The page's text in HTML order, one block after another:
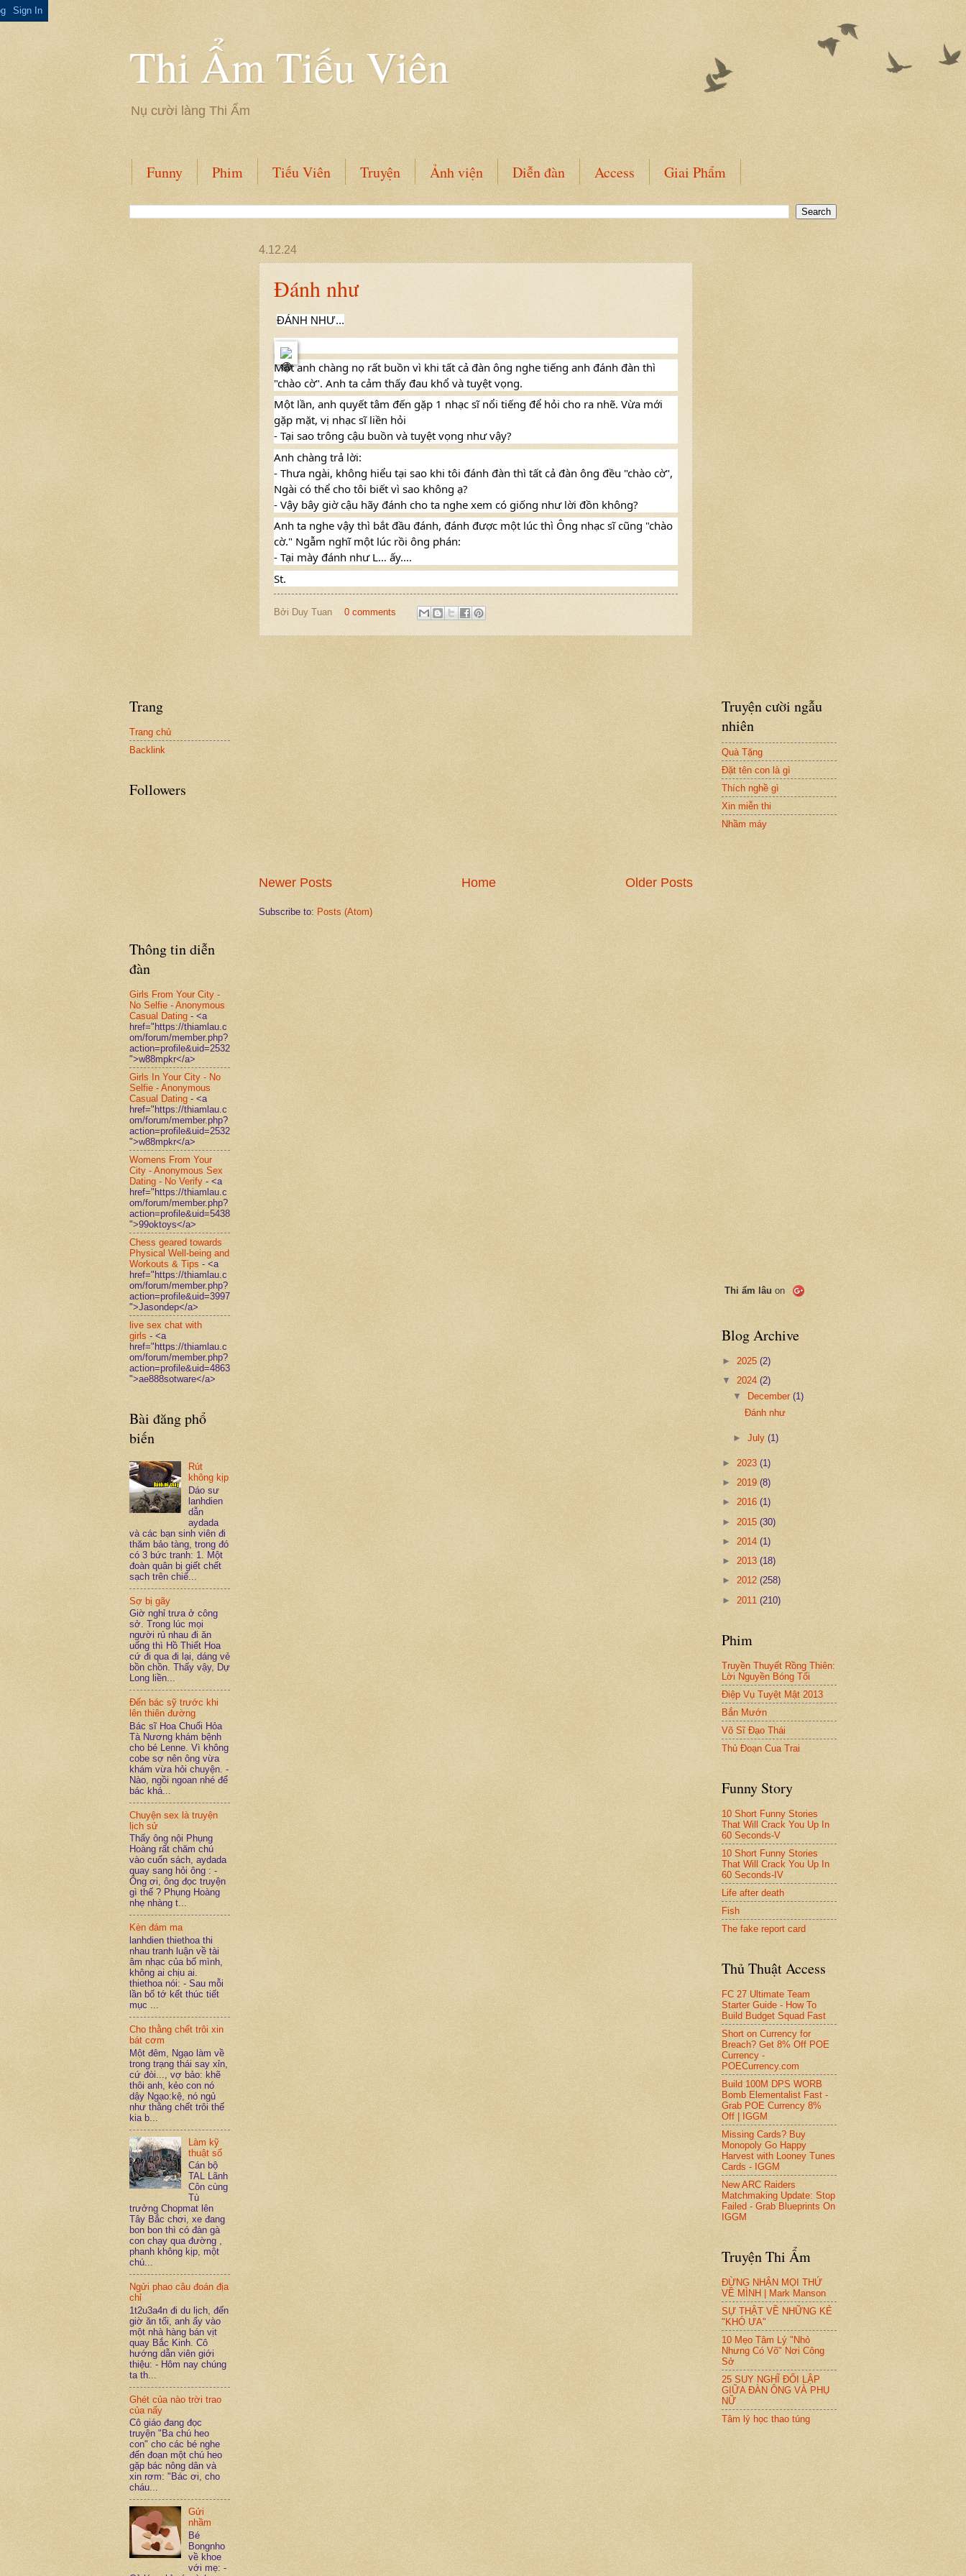
Thi Ẩm Tiếu Viên
Nụ cười làng Thi Ẩm
Funny Phim Tiếu Viên Truyện Ảnh viện Diễn đàn Access Giai Phẩm
4.12.24
Đánh như
ĐÁNH NHƯ...
Một anh chàng nọ rất buồn vì khi tất cả đàn ông nghe tiếng anh đánh đàn thì
"chào cờ". Anh ta cảm thấy đau khổ và tuyệt vọng.
Một lần, anh quyết tâm đến gặp 1 nhạc sĩ nổi tiếng để hỏi cho ra nhẽ. Vừa mới
gặp mặt, vị nhạc sĩ liền hỏi
- Tại sao trông cậu buồn và tuyệt vọng như vậy?
Anh chàng trả lời:
- Thưa ngài, không hiểu tại sao khi tôi đánh đàn thì tất cả đàn ông đều "chào cờ",
Ngài có thể cho tôi biết vì sao không ạ?
- Vậy bây giờ cậu hãy đánh cho ta nghe xem có giống như lời đồn không?
Anh ta nghe vậy thì bắt đầu đánh, đánh được một lúc thì Ông nhạc sĩ cũng "chào
cờ." Ngẫm nghĩ một lúc rồi ông phán:
- Tại mày đánh như L… ấy....
St.
Bởi Duy Tuan 0 comments
Newer Posts Older Posts
Home
Subscribe to: Posts (Atom)
Trang
Trang chủ
Backlink
Followers
Thông tin diễn
đàn
Girls From Your City -
No Selfie - Anonymous
Casual Dating - <a
href="https://thiamlau.c
om/forum/member.php?
action=profile&uid=2532
">w88mpkr</a>
Girls In Your City - No
Selfie - Anonymous
Casual Dating - <a
href="https://thiamlau.c
om/forum/member.php?
action=profile&uid=2532
">w88mpkr</a>
Womens From Your
City - Anonymous Sex
Dating - No Verify - <a
href="https://thiamlau.c
om/forum/member.php?
action=profile&uid=5438
">99oktoys</a>
Chess geared towards
Physical Well-being and
Workouts & Tips - <a
href="https://thiamlau.c
om/forum/member.php?
action=profile&uid=3997
">Jasondep</a>
live sex chat with
girls - <a
href="https://thiamlau.c
om/forum/member.php?
action=profile&uid=4863
">ae888sotware</a>
Bài đăng phổ
biến
Rút
không kịp
Dáo sư
lanhdien
dẫn
aydada
và các bạn sinh viên đi
thăm bảo tàng, trong đó
có 3 bức tranh: 1. Một
đoàn quân bị giết chết
sạch trên chiế...
Sợ bị gãy
Giờ nghỉ trưa ở công
sở. Trong lúc mọi
người rủ nhau đi ăn
uống thì Hồ Thiết Hoa
cứ đi qua đi lại, dáng vẻ
bồn chồn. Thấy vậy, Dự
Long liền...
Đến bác sỹ trước khi
lên thiên đường
Bác sĩ Hoa Chuối Hỏa
Tà Nương khám bệnh
cho bé Lenne. Vì không
cobe sợ nên ông vừa
khám vừa hỏi chuyện. -
Nào, ngồi ngoan nhé để
bác khá...
Chuyện sex là truyện
lịch sử
Thấy ông nội Phụng
Hoàng rất chăm chú
vào cuốn sách, aydada
quay sang hỏi ông : -
Ông ơi, ông đọc truyện
gì thế ? Phụng Hoàng
nhẹ nhàng t...
Kèn đám ma
lanhdien thiethoa thi
nhau tranh luận về tài
âm nhạc của bố mình,
không ai chịu ai.
thiethoa nói: - Sau mỗi
lần bố tớ kết thúc tiết
mục ...
Cho thằng chết trôi xin
bát cơm
Một đêm, Ngạo làm về
trong trạng thái say xỉn,
cứ đòi..., vợ bảo: khẽ
thôi anh, kẻo con nó
dậy Ngạo:kệ, nó ngủ
như thằng chết trôi thế
kia b...
Làm kỹ
thuật số
Cán bộ
TAL Lãnh
Côn cùng
Tù
trưởng Chopmat lên
Tây Bắc chơi, xe đang
bon bon thì có đàn gà
con chạy qua đường ,
phanh không kịp, một
chú...
Ngửi phao câu đoán địa
chỉ
1t2u3a4n đi du lịch, đến
giờ ăn tối, anh ấy vào
một nhà hàng bán vịt
quay Bắc Kinh. Cô
hướng dẫn viên giới
thiệu: - Hôm nay chúng
ta th...
Ghét của nào trời trao
của nấy
Cô giáo đang đọc
truyện "Ba chú heo
con" cho các bé nghe
đến đoạn một chú heo
gặp bác nông dân và
xin rơm: "Bác ơi, cho
cháu...
Gửi
nhầm
Bé
Bongnho
về khoe
với mẹ: -
Truyện cười ngẫu
nhiên
Quà Tặng
Đặt tên con là gì
Thích nghề gì
Xin miễn thi
Nhầm máy
Thi ẩm lâu on
Blog Archive
► 2025 (2)
▼ 2024 (2)
▼
December(1)
Đánh như
►July(1)
► 2023 (1)
► 2019 (8)
► 2016 (1)
► 2015 (30)
► 2014 (1)
► 2013 (18)
► 2012 (258)
► 2011 (210)
Phim
Truyền Thuyết Rồng Thiên:
Lời Nguyền Bóng Tối
Điệp Vụ Tuyệt Mật 2013
Bắn Mướn
Võ Sĩ Đạo Thái
Thủ Đoạn Cua Trai
Funny Story
10 Short Funny Stories
That Will Crack You Up In
60 Seconds-V
10 Short Funny Stories
That Will Crack You Up In
60 Seconds-IV
Life after death
Fish
The fake report card
Thủ Thuật Access
FC 27 Ultimate Team
Starter Guide - How To
Build Budget Squad Fast
Short on Currency for
Breach? Get 8% Off POE
Currency -
POECurrency.com
Build 100M DPS WORB
Bomb Elementalist Fast -
Grab POE Currency 8%
Off | IGGM
Missing Cards? Buy
Monopoly Go Happy
Harvest with Looney Tunes
Cards - IGGM
New ARC Raiders
Matchmaking Update: Stop
Failed - Grab Blueprints On
IGGM
Truyện Thi Ẩm
ĐỪNG NHẬN MỌI THỨ
VỀ MÌNH | Mark Manson
SỰ THẬT VỀ NHỮNG KẺ
"KHÓ ƯA"
10 Mẹo Tâm Lý "Nhỏ
Nhưng Có Võ" Nơi Công
Sở
25 SUY NGHĨ ĐỐI LẬP
GIỮA ĐÀN ÔNG VÀ PHỤ
NỮ
Tâm lý học thao túng